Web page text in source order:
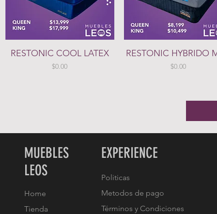
Vista rápida
RESTONIC COOL LATEX
Precio
$0.00
Vista rápida
RESTONIC HYBRIDO
Precio
$0.00
MUEBLES
LEOS
Home
Tienda
EXPERIENCE
Politicas
Metodos de pago
Términos y Condiciones